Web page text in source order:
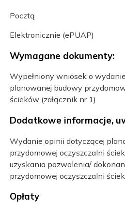
Pocztą
Elektronicznie (ePUAP)
Wymagane dokumenty:
Wypełniony wniosek o
planowanej budowy
ścieków (załącznik nr 1)
Dodatkowe informacje,
Wydanie opinii dotyczącej
przydomowej oczyszczalni
uzyskania pozwolenia/
przydomowej oczyszczalni
Opłaty